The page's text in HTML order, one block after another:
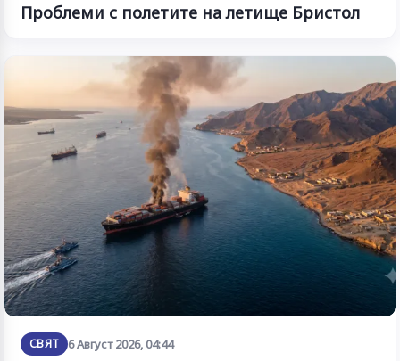
Проблеми с полетите на летище Бристол
СВЯТ 6 Август 2026, 04:44